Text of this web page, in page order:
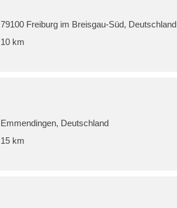
79100 Freiburg im Breisgau-Süd, Deutschland
10 km
Emmendingen, Deutschland
15 km